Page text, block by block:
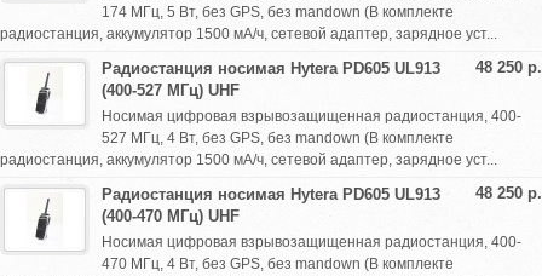
174 МГц, 5 Вт, без GPS, без mandown (В комплекте
радиостанция, аккумулятор 1500 мА/ч, сетевой адаптер, зарядное уст...
48 250 р.
Радиостанция носимая Hytera PD605 UL913
(400-527 МГц) UHF
Носимая цифровая взрывозащищенная радиостанция, 400-
527 МГц, 4 Вт, без GPS, без mandown (В комплекте
радиостанция, аккумулятор 1500 мА/ч, сетевой адаптер, зарядное уст...
48 250 р.
Радиостанция носимая Hytera PD605 UL913
(400-470 МГц) UHF
Носимая цифровая взрывозащищенная радиостанция, 400-
470 МГц, 4 Вт, без GPS, без mandown (В комплекте